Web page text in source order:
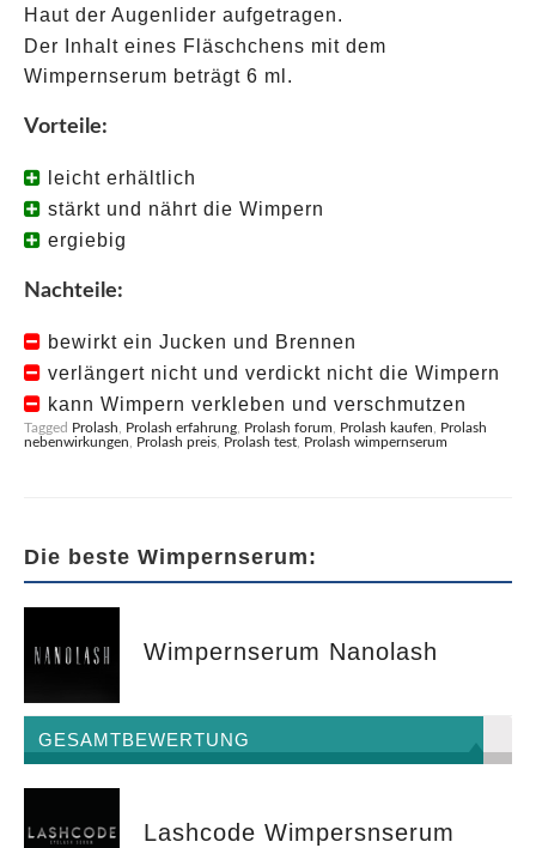
Haut der Augenlider aufgetragen.
Der Inhalt eines Fläschchens mit dem
Wimpernserum beträgt 6 ml.
Vorteile:
leicht erhältlich
stärkt und nährt die Wimpern
ergiebig
Nachteile:
bewirkt ein Jucken und Brennen
verlängert nicht und verdickt nicht die Wimpern
kann Wimpern verkleben und verschmutzen
Tagged Prolash Prolash erfahrung Prolash forum Prolash kaufen
Prolash
nebenwirkungen
Prolash preis Prolash test Prolash wimpernserum
Die beste Wimpernserum:
Wimpernserum Nanolash
GESAMTBEWERTUNG
Lashcode Wimpersnserum